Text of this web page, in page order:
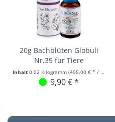
20g Bachblüten Globuli
Nr.39 für Tiere
Inhalt 0.02 Kilogramm (495,00 € * / 1 Kilogramm)
9,90 € *